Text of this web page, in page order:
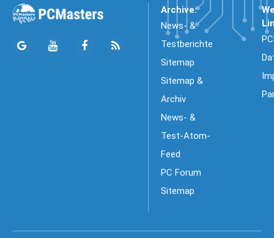
Archive:
News- &
Testberichte
Sitemap
Sitemap &
Archiv
News- &
Test-Atom-
Feed
PC Forum
Sitemap